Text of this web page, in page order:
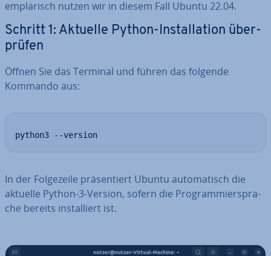
em­pla­risch nutzen wir in diesem Fall Ubuntu 22.04.
Schritt 1: Aktuelle Python-In­stal­la­ti­on über­
prü­fen
Öffnen Sie das Terminal und führen das folgende
Kommando aus:
python3 --version
In der Fol­ge­zei­le prä­sen­tiert Ubuntu au­to­ma­tisch die
aktuelle Python-3-Version, sofern die Pro­gram­mier­spra­
che bereits in­stal­liert ist.